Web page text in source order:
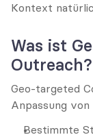
Kontext
Was ist
Outreach?
Geo-targeted
Anpassung
Bestimmte